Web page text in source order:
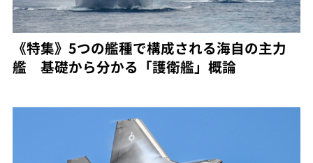
《特集》5つの艦種で構成される海自の主力
艦 基礎から分かる「護衛艦」概論